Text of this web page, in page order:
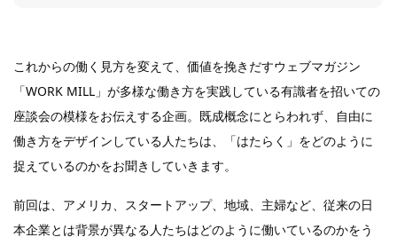
これからの働く見方を変えて、価値を挽きだすウェブマガジン
「WORK MILL」が多様な働き方を実践している有識者を招いての
座談会の模様をお伝えする企画。既成概念にとらわれず、自由に
働き方をデザインしている人たちは、「はたらく」をどのように
捉えているのかをお聞きしていきます。
前回は、アメリカ、スタートアップ、地域、主婦など、従来の日
本企業とは背景が異なる人たちはどのように働いているのかをう